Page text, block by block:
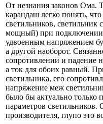
От незнания законов Ома.
карандаш легко понять,
светильников,
мощный) при подключении
удвоенным напряжением
а другой наоборот.
сопротивлении и падение
а ток для обоих равный.
светильника, его
напряжение меж
было бы актуально только
параметров светильников.
производителя, глупо это